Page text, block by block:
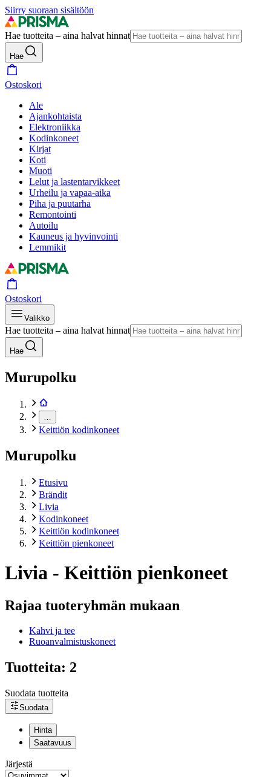
Siirry suoraan sisältöön
Hae tuotteita – aina halvat hinnat
Hae
Ostoskori
Ale
Ajankohtaista
Elektroniikka
Kodinkoneet
Kirjat
Koti
Muoti
Lelut ja lastentarvikkeet
Urheilu ja vapaa-aika
Piha ja puutarha
Remontointi
Autoilu
Kauneus ja hyvinvointi
Lemmikit
Ostoskori
Valikko
Hae tuotteita – aina halvat hinnat
Hae
Murupolku
Keittiön kodinkoneet
Murupolku
Etusivu
Brändit
Livia
Kodinkoneet
Keittiön kodinkoneet
Keittiön pienkoneet
Livia - Keittiön pienkoneet
Rajaa tuoteryhmän mukaan
Kahvi ja tee
Ruoanvalmistuskoneet
Tuotteita: 2
Suodata tuotteita
Suodata
Hinta
Saatavuus
Järjestä